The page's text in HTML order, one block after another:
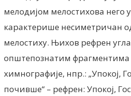
мелодијом мелостихова него
карактерише несиметричан
мелостиху. Њихов рефрен
општепознатим фрагментима
химнографије, нпр.: „Упокој,
почивше“ – рефрен: Упокој,